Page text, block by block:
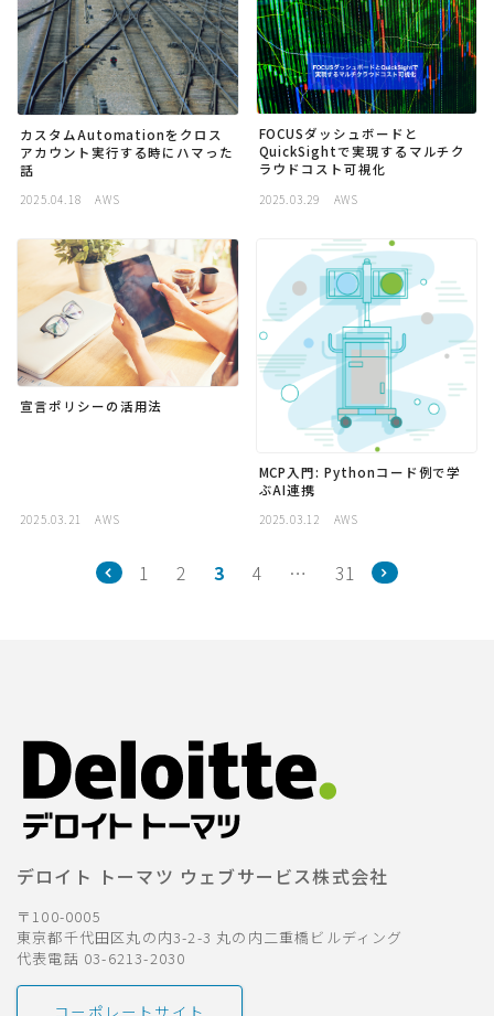
カスタムAutomationをクロス
アカウント実行する時にハマった
話
2025.04.18 AWS
FOCUSダッシュボードと
QuickSightで実現するマルチク
ラウドコスト可視化
2025.03.29 AWS
宣言ポリシーの活用法
2025.03.21 AWS
MCP入門: Pythonコード例で学
ぶAI連携
2025.03.12 AWS
1 2 3 4 … 31
デロイト トーマツ ウェブサービス株式会社
〒100-0005
東京都千代田区丸の内3-2-3 丸の内二重橋ビルディング
代表電話 03-6213-2030